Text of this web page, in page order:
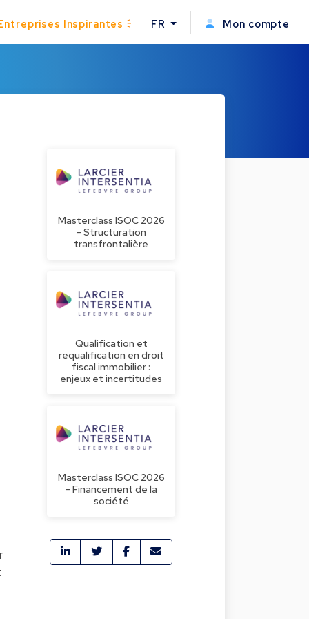
Inspirantes FR Mon compte
Masterclass ISOC 2026
- Structuration
transfrontalière
Qualification et
requalification en droit
fiscal immobilier :
enjeux et incertitudes
Masterclass ISOC 2026
- Financement de la
société